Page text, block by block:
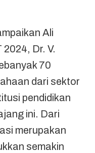
Ali
Dr. V.
70
dari sektor
pendidikan
ini. Dari
merupakan
semakin